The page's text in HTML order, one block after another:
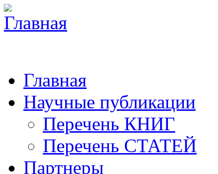
Главная
Научные публикации
Перечень КНИГ
Перечень СТАТЕЙ
Партнеры